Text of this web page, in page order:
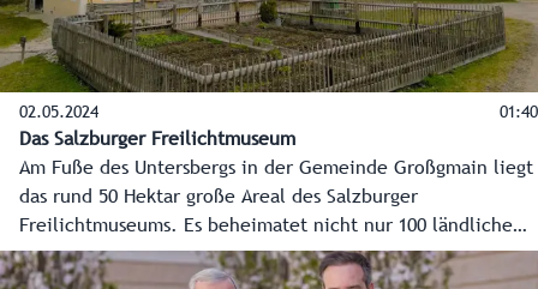
02.05.2024 01:40
Das Salzburger Freilichtmuseum
Am Fuße des Untersbergs in der Gemeinde Großgmain liegt
das rund 50 Hektar große Areal des Salzburger
Freilichtmuseums. Es beheimatet nicht nur 100 ländliche
Bauten aus vergangenen Jahrhunderten, sondern auch eine
1,7 Kilometer lange Museumsbahn und vor allem jede